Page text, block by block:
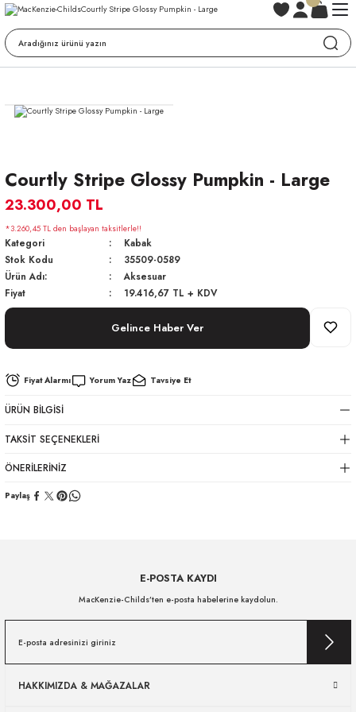
Courtly Stripe Glossy Pumpkin - Large
23.300,00 TL
*3.260,45 TL den başlayan taksitlerle!!
Kategori
Kabak
Stok Kodu
35509-0589
Ürün Adı:
Aksesuar
Fiyat
19.416,67 TL + KDV
Gelince Haber Ver
Fiyat Alarmı Yorum Yaz Tavsiye Et
ÜRÜN BILGISI
TAKSIT SEÇENEKLERI
ÖNERILERINIZ
Paylaş
E-POSTA KAYDI
MacKenzie-Childs’ten e-posta habelerine kaydolun.
HAKKIMIZDA & MAĞAZALAR